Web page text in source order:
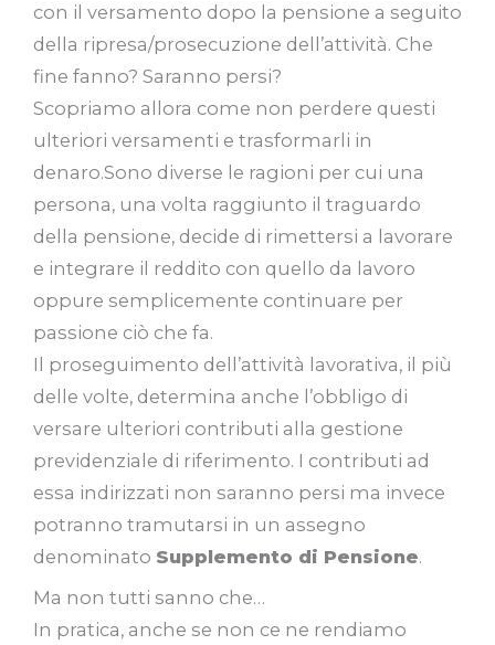
con il versamento dopo la pensione a seguito
della ripresa/prosecuzione dell’attività. Che
fine fanno? Saranno persi?
Scopriamo allora come non perdere questi
ulteriori versamenti e trasformarli in
denaro.Sono diverse le ragioni per cui una
persona, una volta raggiunto il traguardo
della pensione, decide di rimettersi a lavorare
e integrare il reddito con quello da lavoro
oppure semplicemente continuare per
passione ciò che fa.
Il proseguimento dell’attività lavorativa, il più
delle volte, determina anche l’obbligo di
versare ulteriori contributi alla gestione
previdenziale di riferimento. I contributi ad
essa indirizzati non saranno persi ma invece
potranno tramutarsi in un assegno
denominato Supplemento di Pensione.
Ma non tutti sanno che…
In pratica, anche se non ce ne rendiamo